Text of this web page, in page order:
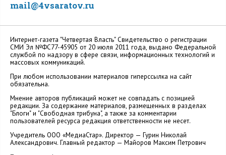
mail@4vsaratov.ru
Интернет-газета "Четвертая Власть" Cвидетельство о регистрации
СМИ Эл №ФС77-45905 от 20 июля 2011 года, выдано Федеральной
службой по надзору в сфере связи, информационных технологий и
массовых коммуникаций.
При любом использовании материалов гиперссылка на сайт
обязательна.
Мнение авторов публикаций может не совпадать с позицией
редакции. За содержание материалов, размещенных в разделах
"Блоги" и "Свободная трибуна", а также за комментарии
пользователей ресурса редакция ответственности не несет.
Учредитель ООО «МедиаСтар». Директор — Гурин Николай
Александрович. Главный редактор — Майоров Максим Петрович